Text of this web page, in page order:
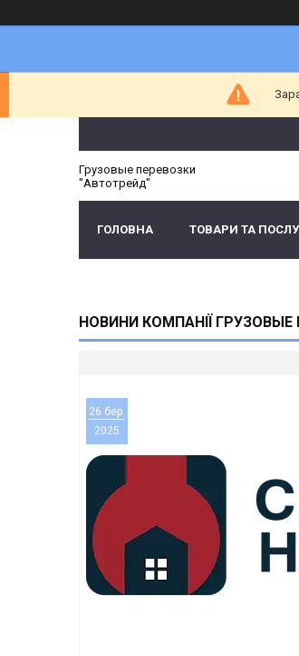
Грузовые перевозки
"Автотрейд"
ГОЛОВНА ТОВАРИ ТА
НОВИНИ КОМПАНІЇ
26 бер.
2025